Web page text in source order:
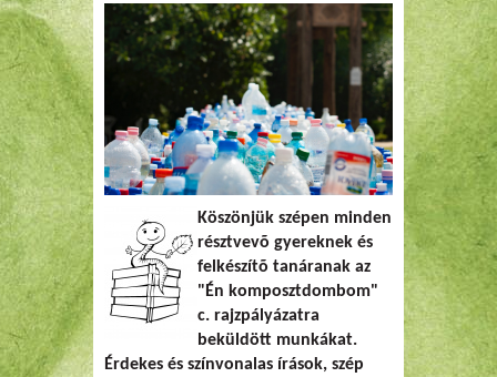
Köszönjük szépen minden
résztvevõ gyereknek és
felkészítõ tanáranak az
"Én komposztdombom"
c. rajzpályázatra
beküldött munkákat.
Érdekes és színvonalas írások, szép